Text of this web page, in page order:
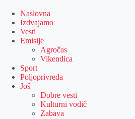
content
Naslovna
Izdvajamo
Vesti
Emisije
Agročas
Vikendica
Sport
Poljoprivreda
Još
Dobre vesti
Kulturni vodič
Zabava